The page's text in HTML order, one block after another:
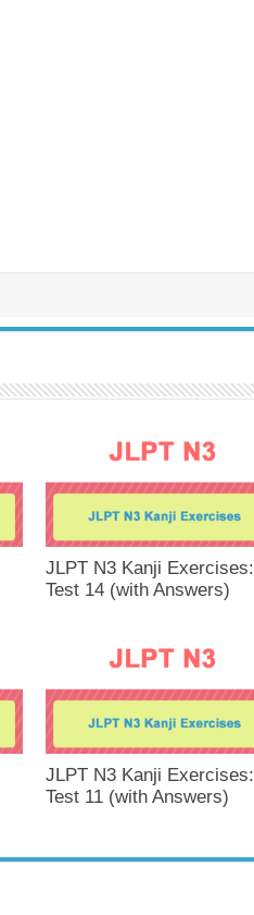
JLPT N3 Kanji Exercises:
Test 14 (with Answers)
JLPT N3 Kanji Exercises:
Test 11 (with Answers)